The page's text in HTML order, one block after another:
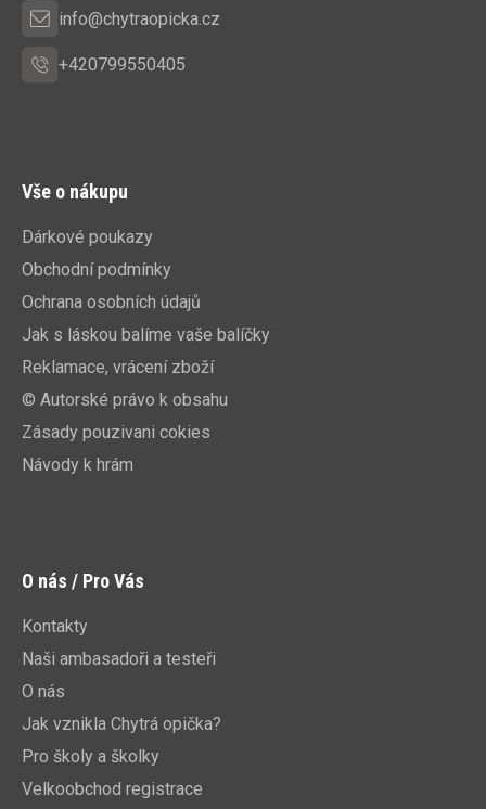
info@chytraopicka.cz
+420799550405
Vše o nákupu
Dárkové poukazy
Obchodní podmínky
Ochrana osobních údajů
Jak s láskou balíme vaše balíčky
Reklamace, vrácení zboží
© Autorské právo k obsahu
Zásady pouzivani cokies
Návody k hrám
O nás / Pro Vás
Kontakty
Naši ambasadoři a testeři
O nás
Jak vznikla Chytrá opička?
Pro školy a školky
Velkoobchod registrace